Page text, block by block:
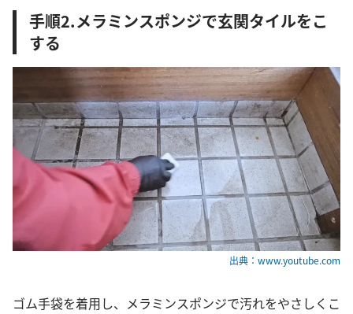
手順2.メラミンスポンジで玄関タイルをこ
する
出典：www.youtube.com
ゴム手袋を着用し、メラミンスポンジで汚れをやさしくこ